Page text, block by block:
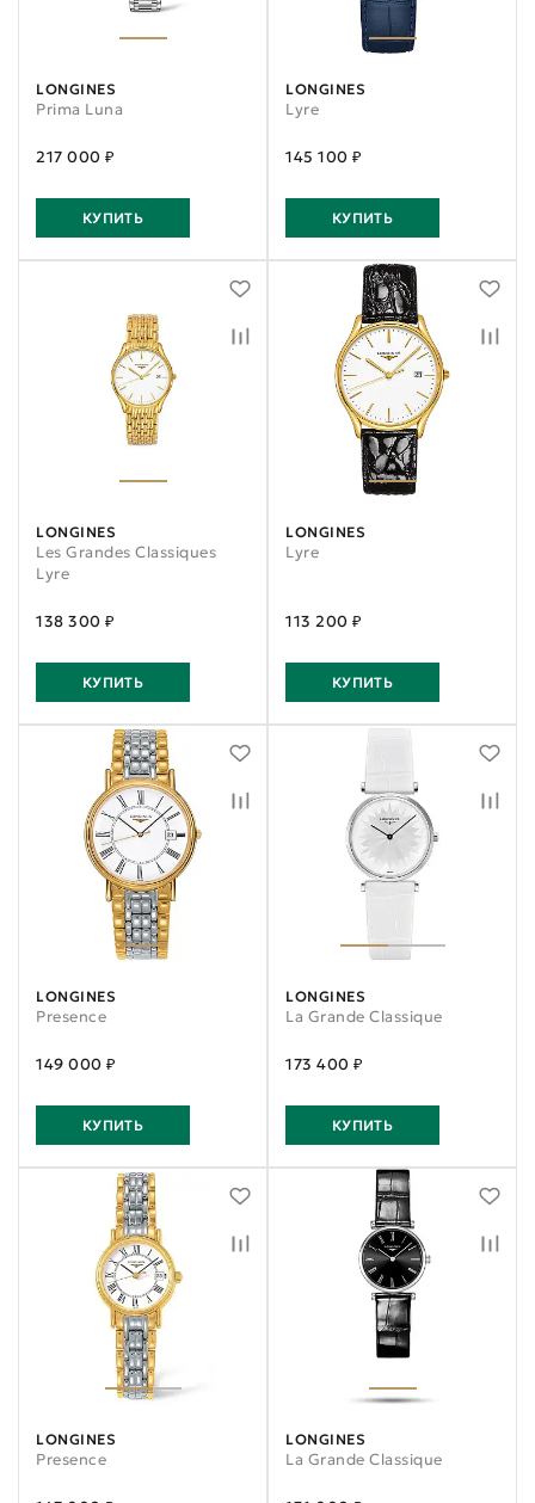
LONGINES
Prima Luna
217 000 ₽
КУПИТЬ
LONGINES
Lyre
145 100 ₽
КУПИТЬ
LONGINES
Les Grandes Classiques
Lyre
138 300 ₽
КУПИТЬ
LONGINES
Lyre
113 200 ₽
КУПИТЬ
LONGINES
Presence
149 000 ₽
КУПИТЬ
LONGINES
La Grande Classique
173 400 ₽
КУПИТЬ
LONGINES
Presence
LONGINES
La Grande Classique